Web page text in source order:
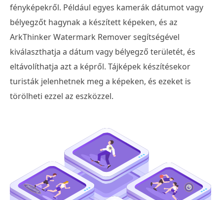
fényképekről. Például egyes kamerák dátumot vagy
bélyegzőt hagynak a készített képeken, és az
ArkThinker Watermark Remover segítségével
kiválaszthatja a dátum vagy bélyegző területét, és
eltávolíthatja azt a képről. Tájképek készítésekor
turisták jelenhetnek meg a képeken, és ezeket is
törölheti ezzel az eszközzel.